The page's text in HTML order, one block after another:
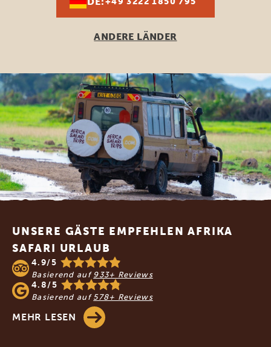
ANDERE LÄNDER
UNSERE GÄSTE EMPFEHLEN AFRIKA
SAFARI URLAUB
4.9/5
Basierend auf 933+ Reviews
4.8/5
Basierend auf 578+ Reviews
MEHR LESEN